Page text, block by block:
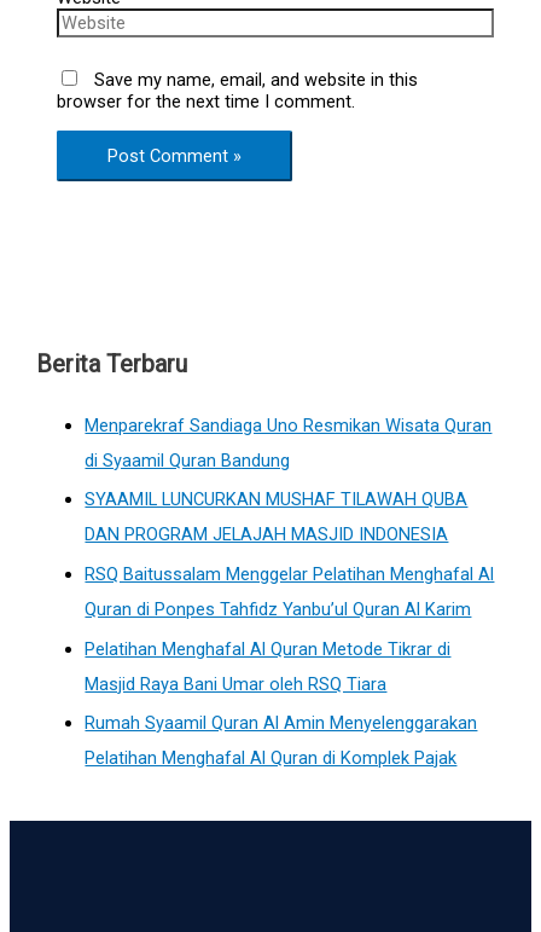
Save my name, email, and website in this
browser for the next time I comment.
Berita Terbaru
Menparekraf Sandiaga Uno Resmikan Wisata Quran
di Syaamil Quran Bandung
SYAAMIL LUNCURKAN MUSHAF TILAWAH QUBA
DAN PROGRAM JELAJAH MASJID INDONESIA
RSQ Baitussalam Menggelar Pelatihan Menghafal Al
Quran di Ponpes Tahfidz Yanbu’ul Quran Al Karim
Pelatihan Menghafal Al Quran Metode Tikrar di
Masjid Raya Bani Umar oleh RSQ Tiara
Rumah Syaamil Quran Al Amin Menyelenggarakan
Pelatihan Menghafal Al Quran di Komplek Pajak